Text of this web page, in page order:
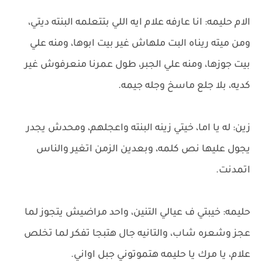
الام حليمه: انا عارفه علام ايه اللي بتتعلمه البنته ديتي،
ومن ميته ريناه البت ملهاش غير بيت ابوها، ومنه علي
بيت جوزها، ومنه علي الجبر، طول عمرنا منعرفوش غير
كديه، بلا جلع ماسخ وجله جيمه.
زين: له يا اما، خيتي زينه البنته واعجلهم، ومحدش يجدر
يجول عليها نص كلمه، وبعدين الزمن اتغير والناس
اتمدنت.
حليمه: خيبتي ف عيالي التنين، واحد مراضيش يتجوز لما
عجز وشعره شاب، والتانيه جال هتبجا تفكر لما تخلص
علام، يا مرك يا حليمه هتموتوني جبل اواني.